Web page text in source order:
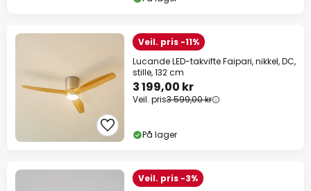
Veil. pris -11%
Lucande LED-takvifte Faipari, nikkel, DC,
stille, 132 cm
3 199,00 kr
Veil. pris3 599,00 kr
På lager
Veil. pris -3%